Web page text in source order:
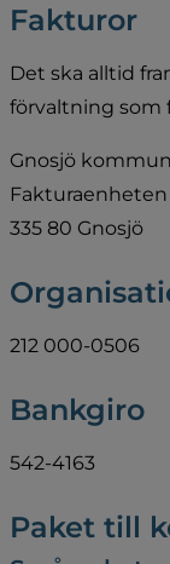
Fakturor
Det ska alltid
förvaltning som
Gnosjö kommun
Fakturaenheten
335 80 Gnosjö
212 000-0506
Bankgiro
542-4163
Paket till